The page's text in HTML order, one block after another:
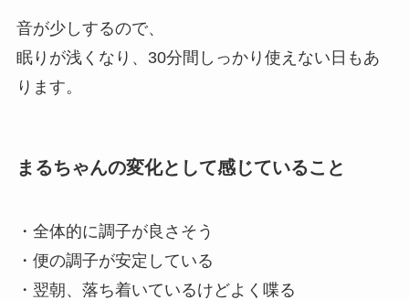
音が少しするので、
眠りが浅くなり、30分間しっかり使えない日もあ
ります。
まるちゃんの変化として感じていること
・全体的に調子が良さそう
・便の調子が安定している
・翌朝、落ち着いているけどよく喋る